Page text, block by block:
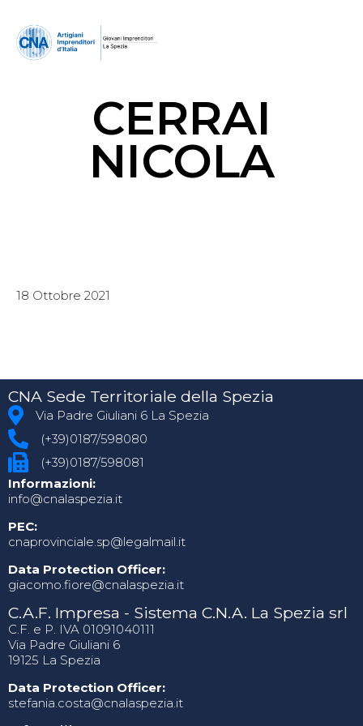
CERRAI
NICOLA
18 Ottobre 2021
CNA Sede Territoriale della Spezia
Via Padre Giuliani 6 La Spezia
(+39)0187/598080
(+39)0187/598081
Informazioni:
info@cnalaspezia.it
PEC:
cnaprovinciale.sp@legalmail.it
Data Protection Officer:
giacomo.fiore@cnalaspezia.it
C.A.F. Impresa - Sistema C.N.A. La Spezia srl
C.F. e P. IVA 01091040111
Via Padre Giuliani 6
19125 La Spezia
Data Protection Officer:
stefania.costa@cnalaspezia.it